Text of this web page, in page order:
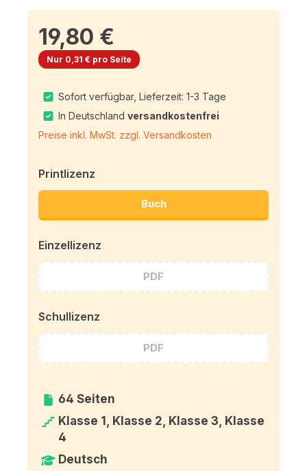
19,80 €
Nur 0,31 € pro Seite
Sofort verfügbar, Lieferzeit: 1-3 Tage
In Deutschlandversandkostenfrei
Preise inkl. MwSt. zzgl. Versandkosten
Printlizenz
Buch
Einzellizenz
PDF
Schullizenz
PDF
64 Seiten
Klasse 1, Klasse 2, Klasse 3, Klasse
4
Deutsch